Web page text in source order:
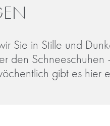
Sie in Stille und
den
gibt es hier